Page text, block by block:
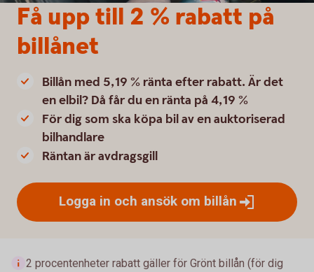
Få upp till 2 % rabatt på
billånet
Billån med 5,19 % ränta efter rabatt. Är det
en elbil? Då får du en ränta på 4,19 %
För dig som ska köpa bil av en auktoriserad
bilhandlare
Räntan är avdragsgill
Logga in och ansök om billån
2 procentenheter rabatt gäller för Grönt billån (för dig